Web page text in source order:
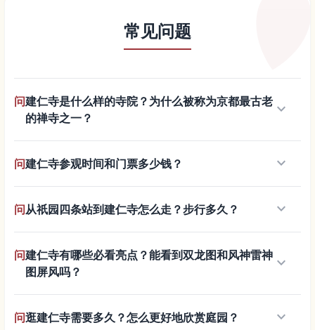
常见问题
问建仁寺是什么样的寺院？为什么被称为京都最古老
的禅寺之一？
keyboard_arrow_down
问建仁寺参观时间和门票多少钱？ keyboard_arrow_down
问从祇园四条站到建仁寺怎么走？步行多久？ keyboard_arrow_down
问建仁寺有哪些必看亮点？能看到双龙图和风神雷神
图屏风吗？
keyboard_arrow_down
问逛建仁寺需要多久？怎么更好地欣赏庭园？ keyboard_arrow_down